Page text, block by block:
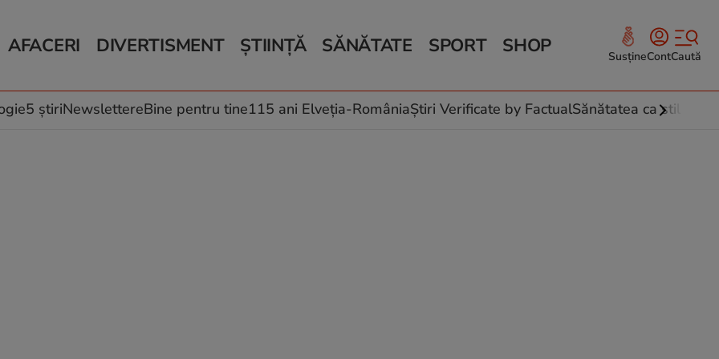
AFACERI
Auto
Locuri de muncă
DIVERTISMENT
Horoscop
Muzică și Filme
ȘTIINȚĂ
Schimbări climatice
SĂNĂTATE
Relații
Rețete culinare
SPORT SHOP SusțineContCaută
5 știriNewslettereBine pentru tine115 ani Elveția-RomâniaȘtiri Verificate by FactualSănătatea ca stil de